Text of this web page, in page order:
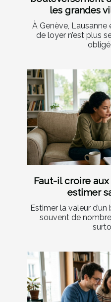
les grandes
À Genève, Lausanne
de loyer n’est plus
obligé,
Faut-il croire
estimer
Estimer la valeur
souvent de